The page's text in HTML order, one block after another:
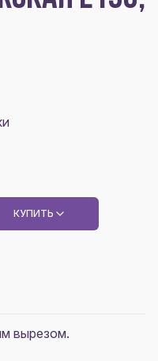
КУПИТЬ
вырезом.